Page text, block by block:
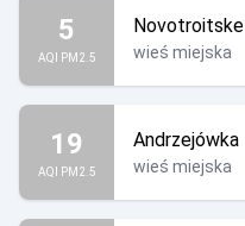
5
AQI PM2.5
Novotroitske
wieś miejska
19
AQI PM2.5
Andrzejówka
wieś miejska